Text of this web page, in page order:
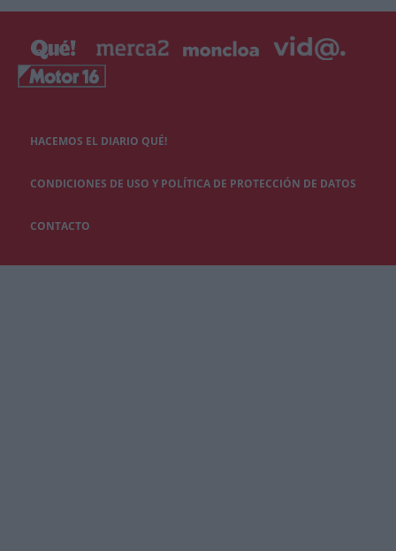
HACEMOS EL DIARIO QUÉ!
CONDICIONES DE USO Y POLÍTICA DE PROTECCIÓN DE DATOS
CONTACTO